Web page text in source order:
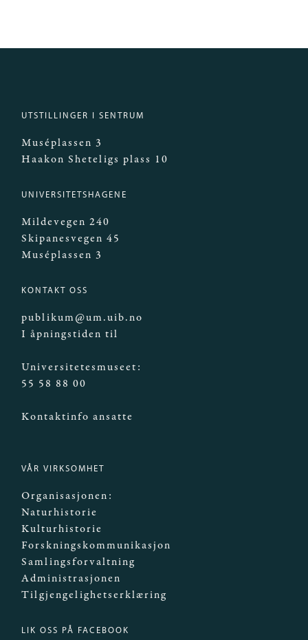
UTSTILLINGER I SENTRUM
Muséplassen 3
Haakon Sheteligs plass 10
UNIVERSITETSHAGENE
Mildevegen 240
Skipanesvegen 45
Muséplassen 3
KONTAKT OSS
publikum@um.uib.no
I åpningstiden til
Universitetesmuseet:
55 58 88 00
Kontaktinfo ansatte
VÅR VIRKSOMHET
Organisasjonen:
Naturhistorie
Kulturhistorie
Forskningskommunikasjon
Samlingsforvaltning
Administrasjonen
Tilgjengelighetserklæring
LIK OSS PÅ FACEBOOK